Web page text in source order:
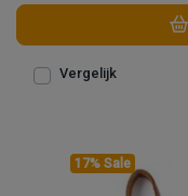
Vergelijk
17% Sale